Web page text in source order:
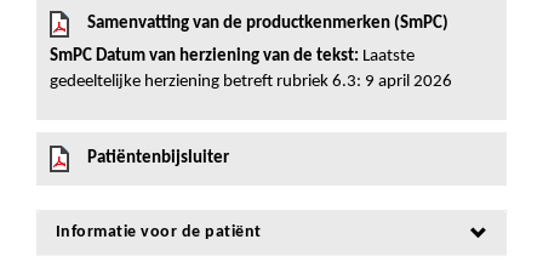
Samenvatting van de productkenmerken (SmPC)
SmPC Datum van herziening van de tekst: Laatste
gedeeltelijke herziening betreft rubriek 6.3: 9 april 2026
Patiëntenbijsluiter
Informatie voor de patiënt